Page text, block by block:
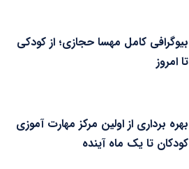
بیوگرافی کامل مهسا حجازی؛ از کودکی
تا امروز
بهره برداری از اولین مرکز مهارت آموزی
کودکان تا یک ماه آینده